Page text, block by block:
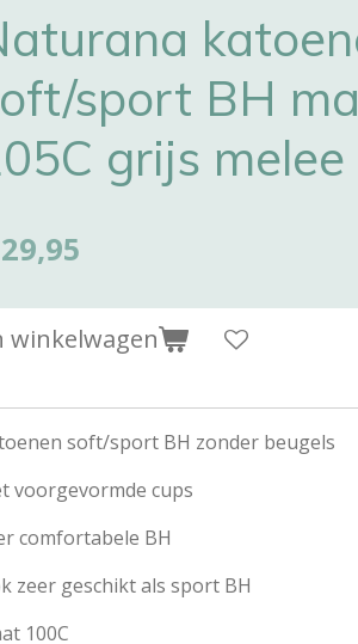
sport BH
grijs melee
winkelwagen
soft/sport BH zonder beugels
voorgevormde cups
comfortabele BH
zeer geschikt als sport BH
100C